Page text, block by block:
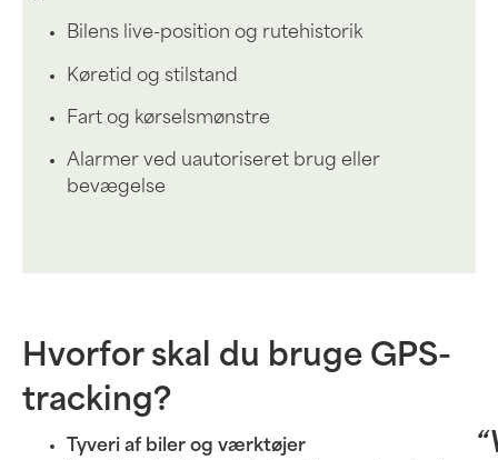
Bilens live-position og rutehistorik
Køretid og stilstand
Fart og kørselsmønstre
Alarmer ved uautoriseret brug eller
bevægelse
Hvorfor skal du bruge GPS-
tracking?
Tyveri af biler og værktøjer